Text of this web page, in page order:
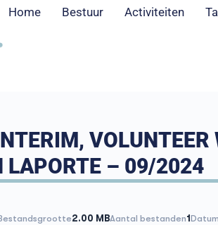
Home Bestuur Activiteiten
LAPORTE – 09/2024
2.00 MBAantal bestanden1